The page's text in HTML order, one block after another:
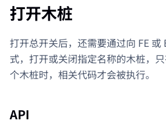
打开木桩
打开总开关后，还需要通过向 FE
式，打开或关闭指定名称的木桩，
个木桩时，相关代码才会被执行。
API